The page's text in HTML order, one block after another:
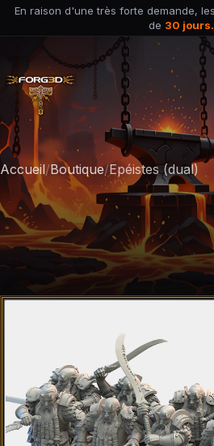
En raison d'une très forte demande,
de 30 jours.
Accueil/Boutique/Epéistes (dual)